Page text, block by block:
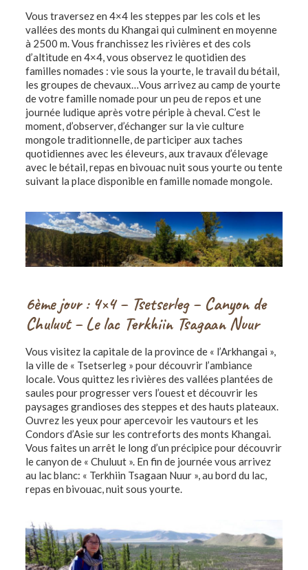
Vous traversez en 4×4 les steppes par les cols et les
vallées des monts du Khangai qui culminent en moyenne
à 2500 m. Vous franchissez les rivières et des cols
d’altitude en 4×4, vous observez le quotidien des
familles nomades : vie sous la yourte, le travail du bétail,
les groupes de chevaux…Vous arrivez au camp de yourte
de votre famille nomade pour un peu de repos et une
journée ludique après votre périple à cheval. C’est le
moment, d’observer, d’échanger sur la vie culture
mongole traditionnelle, de participer aux taches
quotidiennes avec les éleveurs, aux travaux d’élevage
avec le bétail, repas en bivouac nuit sous yourte ou tente
suivant la place disponible en famille nomade mongole.
6ème jour : 4×4 – Tsetserleg – Canyon de
Chuluut – Le lac Terkhiin Tsagaan Nuur
Vous visitez la capitale de la province de « l’Arkhangai »,
la ville de « Tsetserleg » pour découvrir l’ambiance
locale. Vous quittez les rivières des vallées plantées de
saules pour progresser vers l’ouest et découvrir les
paysages grandioses des steppes et des hauts plateaux.
Ouvrez les yeux pour apercevoir les vautours et les
Condors d’Asie sur les contreforts des monts Khangai.
Vous faites un arrêt le long d’un précipice pour découvrir
le canyon de « Chuluut ». En fin de journée vous arrivez
au lac blanc: « Terkhiin Tsagaan Nuur », au bord du lac,
repas en bivouac, nuit sous yourte.